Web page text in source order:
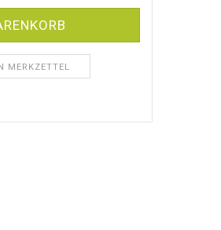
MERKZETTEL